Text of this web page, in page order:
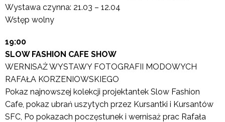
Wystawa czynna: 21.03 – 12.04
Wstęp wolny
19:00
SLOW FASHION CAFE SHOW
WERNISAŻ WYSTAWY FOTOGRAFII MODOWYCH
RAFAŁA KORZENIOWSKIEGO
Pokaz najnowszej kolekcji projektantek Slow Fashion
Cafe, pokaz ubrań uszytych przez Kursantki i Kursantów
SFC, Po pokazach poczęstunek i wernisaż prac Rafała